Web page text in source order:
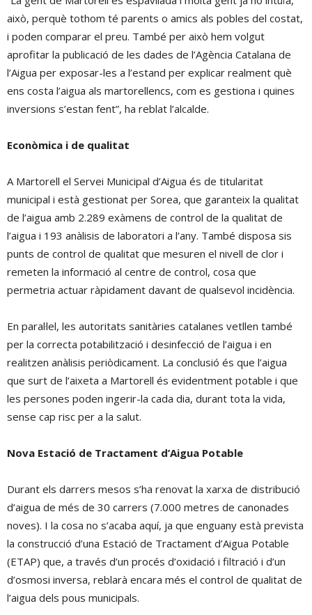
això, perquè tothom té parents o amics als pobles del costat,
i poden comparar el preu. També per això hem volgut
aprofitar la publicació de les dades de l’Agència Catalana de
l’Aigua per exposar-les a l’estand per explicar realment què
ens costa l’aigua als martorellencs, com es gestiona i quines
inversions s’estan fent”, ha reblat l’alcalde.
Econòmica i de qualitat
A Martorell el Servei Municipal d’Aigua és de titularitat
municipal i està gestionat per Sorea, que garanteix la qualitat
de l’aigua amb 2.289 exàmens de control de la qualitat de
l’aigua i 193 anàlisis de laboratori a l’any. També disposa sis
punts de control de qualitat que mesuren el nivell de clor i
remeten la informació al centre de control, cosa que
permetria actuar ràpidament davant de qualsevol incidència.
En paral·lel, les autoritats sanitàries catalanes vetllen també
per la correcta potabilització i desinfecció de l’aigua i en
realitzen anàlisis periòdicament. La conclusió és que l’aigua
que surt de l’aixeta a Martorell és evidentment potable i que
les persones poden ingerir-la cada dia, durant tota la vida,
sense cap risc per a la salut.
Nova Estació de Tractament d’Aigua Potable
Durant els darrers mesos s’ha renovat la xarxa de distribució
d’aigua de més de 30 carrers (7.000 metres de canonades
noves). I la cosa no s’acaba aquí, ja que enguany està prevista
la construcció d’una Estació de Tractament d’Aigua Potable
(ETAP) que, a través d’un procés d’oxidació i filtració i d’un
d’osmosi inversa, reblarà encara més el control de qualitat de
l’aigua dels pous municipals.